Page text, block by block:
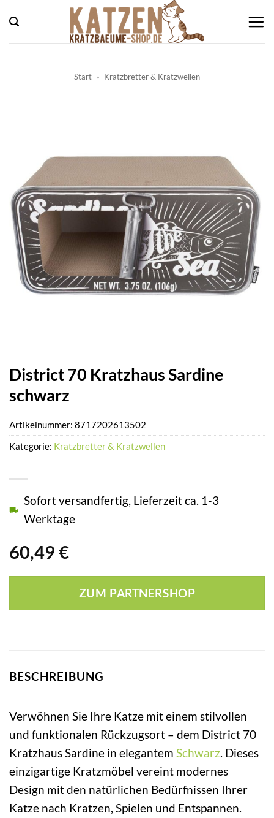
Inhalt
springen
Start » Kratzbretter & Kratzwellen
District 70 Kratzhaus Sardine
schwarz
60,49 €
Sofort versandfertig, Lieferzeit ca. 1-3
Werktage
ZUM PARTNERSHOP
Artikelnummer: 8717202613502
Kategorie: Kratzbretter & Kratzwellen
BESCHREIBUNG
Verwöhnen Sie Ihre Katze mit einem stilvollen
und funktionalen Rückzugsort – dem District 70
Kratzhaus Sardine in elegantem Schwarz . Dieses
einzigartige Kratzmöbel vereint modernes
Design mit den natürlichen Bedürfnissen Ihrer
Katze nach Kratzen, Spielen und Entspannen.